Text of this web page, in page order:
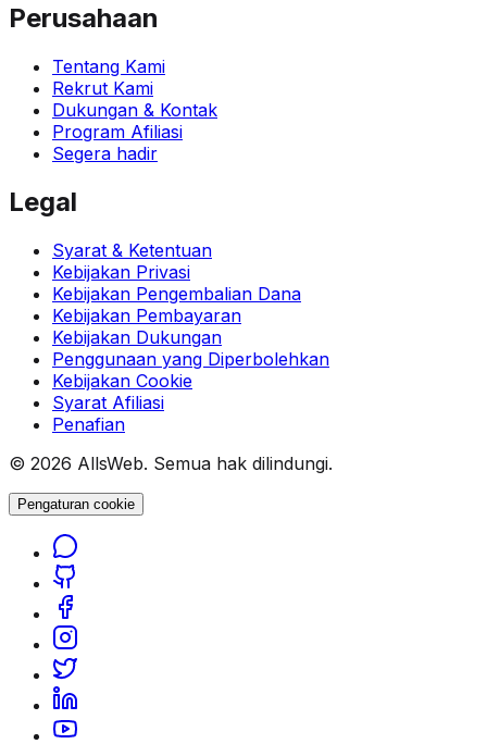
Perusahaan
Tentang Kami
Rekrut Kami
Dukungan & Kontak
Program Afiliasi
Segera hadir
Legal
Syarat & Ketentuan
Kebijakan Privasi
Kebijakan Pengembalian Dana
Kebijakan Pembayaran
Kebijakan Dukungan
Penggunaan yang Diperbolehkan
Kebijakan Cookie
Syarat Afiliasi
Penafian
© 2026 AllsWeb. Semua hak dilindungi.
Pengaturan cookie